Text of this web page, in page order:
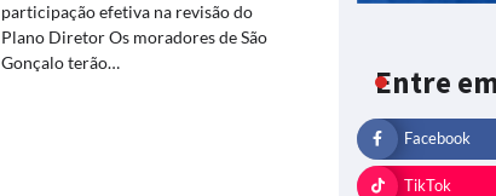
participação efetiva na revisão do
Plano Diretor Os moradores de São
Gonçalo terão…
Entre
Facebook
TikTok